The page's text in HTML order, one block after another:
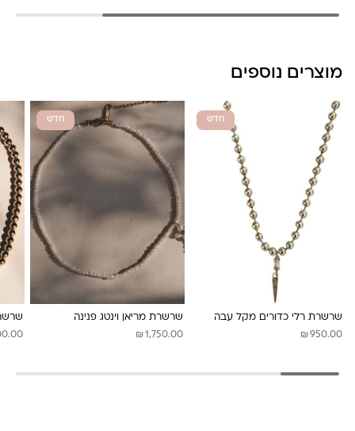
מוצרים נוספים
חדש
שרשרת רלי כדורים מקל עבה
₪ 950.00
חדש
שרשרת מריאן וינטג פנינה
₪ 1,750.00